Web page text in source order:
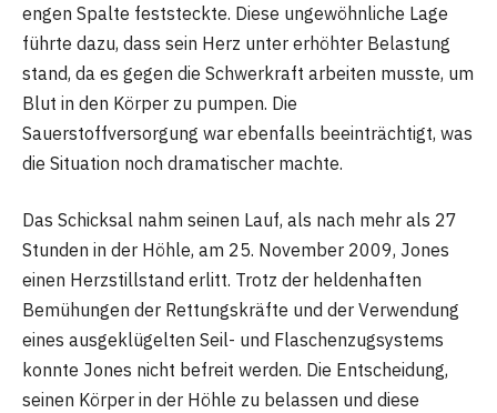
engen Spalte feststeckte. Diese ungewöhnliche Lage
führte dazu, dass sein Herz unter erhöhter Belastung
stand, da es gegen die Schwerkraft arbeiten musste, um
Blut in den Körper zu pumpen. Die
Sauerstoffversorgung war ebenfalls beeinträchtigt, was
die Situation noch dramatischer machte.
Das Schicksal nahm seinen Lauf, als nach mehr als 27
Stunden in der Höhle, am 25. November 2009, Jones
einen Herzstillstand erlitt. Trotz der heldenhaften
Bemühungen der Rettungskräfte und der Verwendung
eines ausgeklügelten Seil- und Flaschenzugsystems
konnte Jones nicht befreit werden. Die Entscheidung,
seinen Körper in der Höhle zu belassen und diese